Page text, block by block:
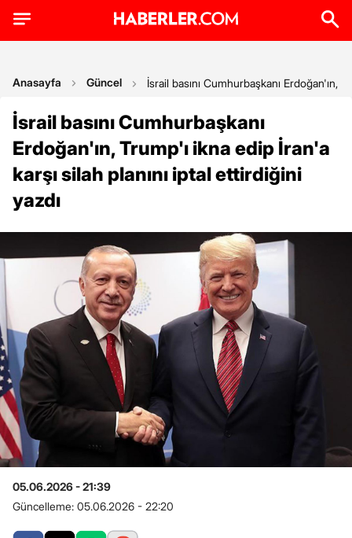
Anasayfa Güncel İsrail basını Cumhurbaşkanı Erdoğan'ın,
İsrail basını Cumhurbaşkanı
Erdoğan'ın, Trump'ı ikna edip İran'a
karşı silah planını iptal ettirdiğini
yazdı
05.06.2026 - 21:39
Güncelleme: 05.06.2026 - 22:20